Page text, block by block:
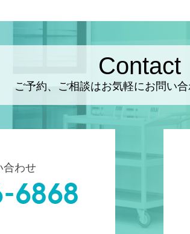
Contact
ご予約、ご相談はお気軽にお問い合
合わせ